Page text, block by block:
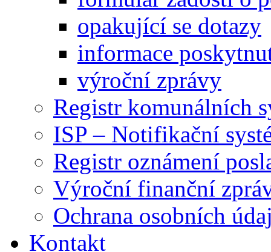
opakující se dotazy
informace
výroční zprávy
Registr komunálních
ISP – Notifikační
Registr oznámení
Výroční finanční
Ochrana osobních
Kontakt